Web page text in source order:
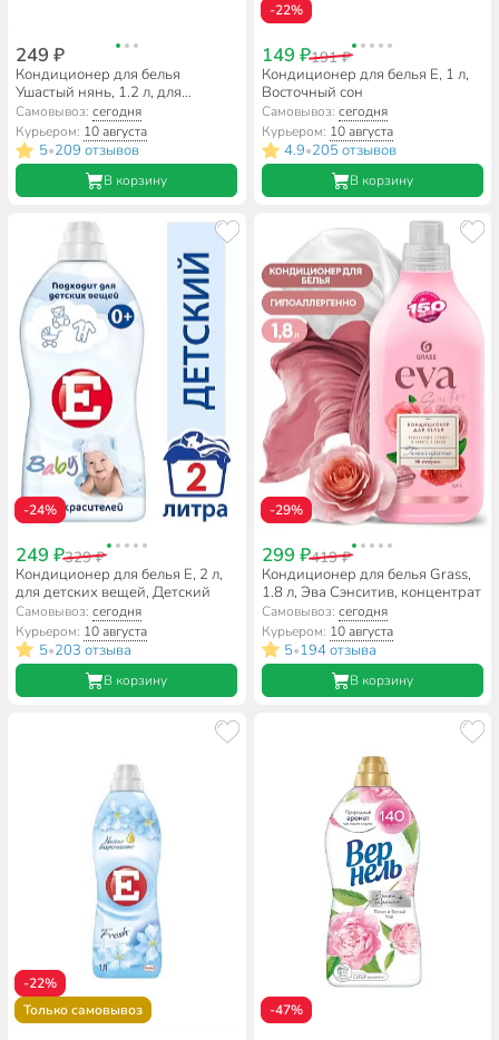
249 ₽
Кондиционер для белья
Ушастый нянь, 1.2 л, для
детских вещей, с алоэ вера
Самовывоз:сегодня
Курьером: 10 августа
5•209 отзывов
В корзину
-22%
149 ₽191 ₽
Кондиционер для белья E, 1 л,
Восточный сон
Самовывоз: сегодня
Курьером: 10 августа
4.9•205 отзывов
В корзину
-24%
249 ₽329 ₽
Кондиционер для белья E, 2 л,
для детских вещей, Детский
Самовывоз:сегодня
Курьером: 10 августа
5•203 отзыва
В корзину
-29%
299 ₽419 ₽
Кондиционер для белья Grass,
1.8 л, Эва Сэнситив, концентрат
Самовывоз: сегодня
Курьером: 10 августа
5•194 отзыва
В корзину
-22%
Только самовывоз
-47%